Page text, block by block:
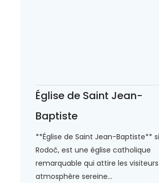
Église de Saint Jean-
Baptiste
**Église de Saint Jean-Baptiste**
Rodoč, est une église catholique
remarquable qui attire les
atmosphère sereine...